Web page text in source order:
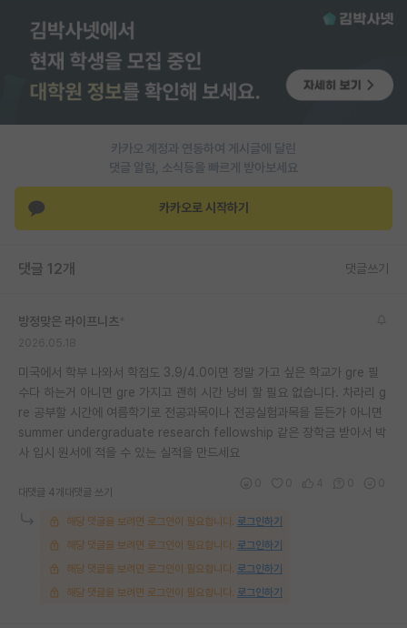
커리어
유학교육
이벤트
반도체 아카데미
재팬라운지 🌸
카카오 계정과 연동하여 게시글에 달린
댓글 알람, 소식등을 빠르게 받아보세요
카카오로 시작하기
댓글 12개 댓글쓰기
방정맞은 라이프니츠
미국에서 학부 나와서 학점도 3.9/4.0이면 정말 가고 싶은 학교가 gre 필
수다 하는거 아니면 gre 가지고 괜히 시간 낭비 할 필요 없습니다. 차라리 g
re 공부할 시간에 여름학기로 전공과목이나 전공실험과목을 듣든가 아니면
summer undergraduate research fellowship 같은 장학금 받아서 박
사 입시 원서에 적을 수 있는 실적을 만드세요
대댓글 4개 대댓글 쓰기
해당 댓글을 보려면 로그인이 필요합니다. 로그인하기
해당 댓글을 보려면 로그인이 필요합니다. 로그인하기
해당 댓글을 보려면 로그인이 필요합니다. 로그인하기
해당 댓글을 보려면 로그인이 필요합니다. 로그인하기